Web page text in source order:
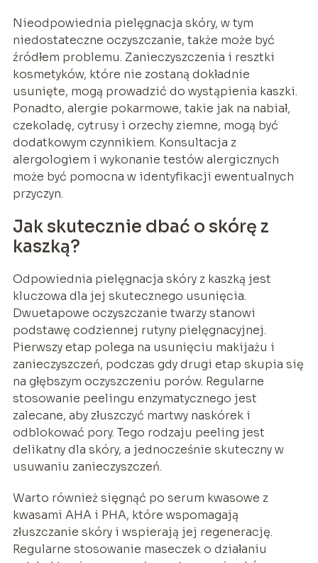
Nieodpowiednia pielęgnacja skóry, w tym
niedostateczne oczyszczanie, także może być
źródłem problemu. Zanieczyszczenia i resztki
kosmetyków, które nie zostaną dokładnie
usunięte, mogą prowadzić do wystąpienia kaszki.
Ponadto, alergie pokarmowe, takie jak na nabiał,
czekoladę, cytrusy i orzechy ziemne, mogą być
dodatkowym czynnikiem. Konsultacja z
alergologiem i wykonanie testów alergicznych
może być pomocna w identyfikacji ewentualnych
przyczyn.
Jak skutecznie dbać o skórę z
kaszką?
Odpowiednia pielęgnacja skóry z kaszką jest
kluczowa dla jej skutecznego usunięcia.
Dwuetapowe oczyszczanie twarzy stanowi
podstawę codziennej rutyny pielęgnacyjnej.
Pierwszy etap polega na usunięciu makijażu i
zanieczyszczeń, podczas gdy drugi etap skupia się
na głębszym oczyszczeniu porów. Regularne
stosowanie peelingu enzymatycznego jest
zalecane, aby złuszczyć martwy naskórek i
odblokować pory. Tego rodzaju peeling jest
delikatny dla skóry, a jednocześnie skuteczny w
usuwaniu zanieczyszczeń.
Warto również sięgnąć po serum kwasowe z
kwasami AHA i PHA, które wspomagają
złuszczanie skóry i wspierają jej regenerację.
Regularne stosowanie maseczek o działaniu